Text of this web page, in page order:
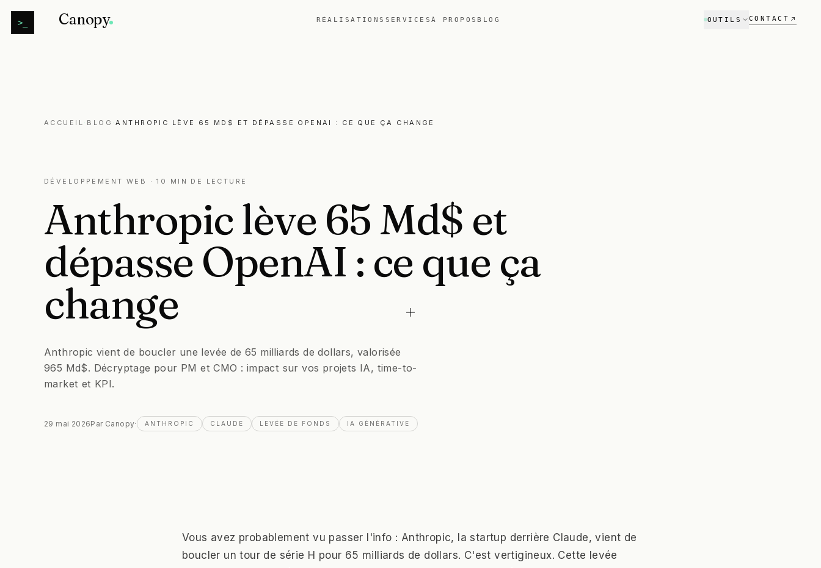
>_ Canopy RÉALISATIONS SERVICES À PROPOS BLOG OUTILS CONTACT
ACCUEIL · BLOG ·ANTHROPIC LÈVE 65 MD$ ET DÉPASSE OPENAI : CE QUE ÇA CHANGE
DÉVELOPPEMENT WEB · 10 MIN DE LECTURE
Anthropiclève 65 Md$ et
dépasse OpenAI : ce que ça
change
Anthropic vient de boucler une levée de 65 milliards de dollars, valorisée
965 Md$. Décryptage pour PM et CMO : impact sur vos projets IA, time-to-
market et KPI.
29 mai 2026Par Canopy· ANTHROPIC CLAUDE LEVÉE DE FONDS IA GÉNÉRATIVE
Vous avez probablement vu passer l'info : Anthropic, la startup derrière Claude, vient de
boucler un tour de série H pour 65 milliards de dollars. C'est vertigineux. Cette levée